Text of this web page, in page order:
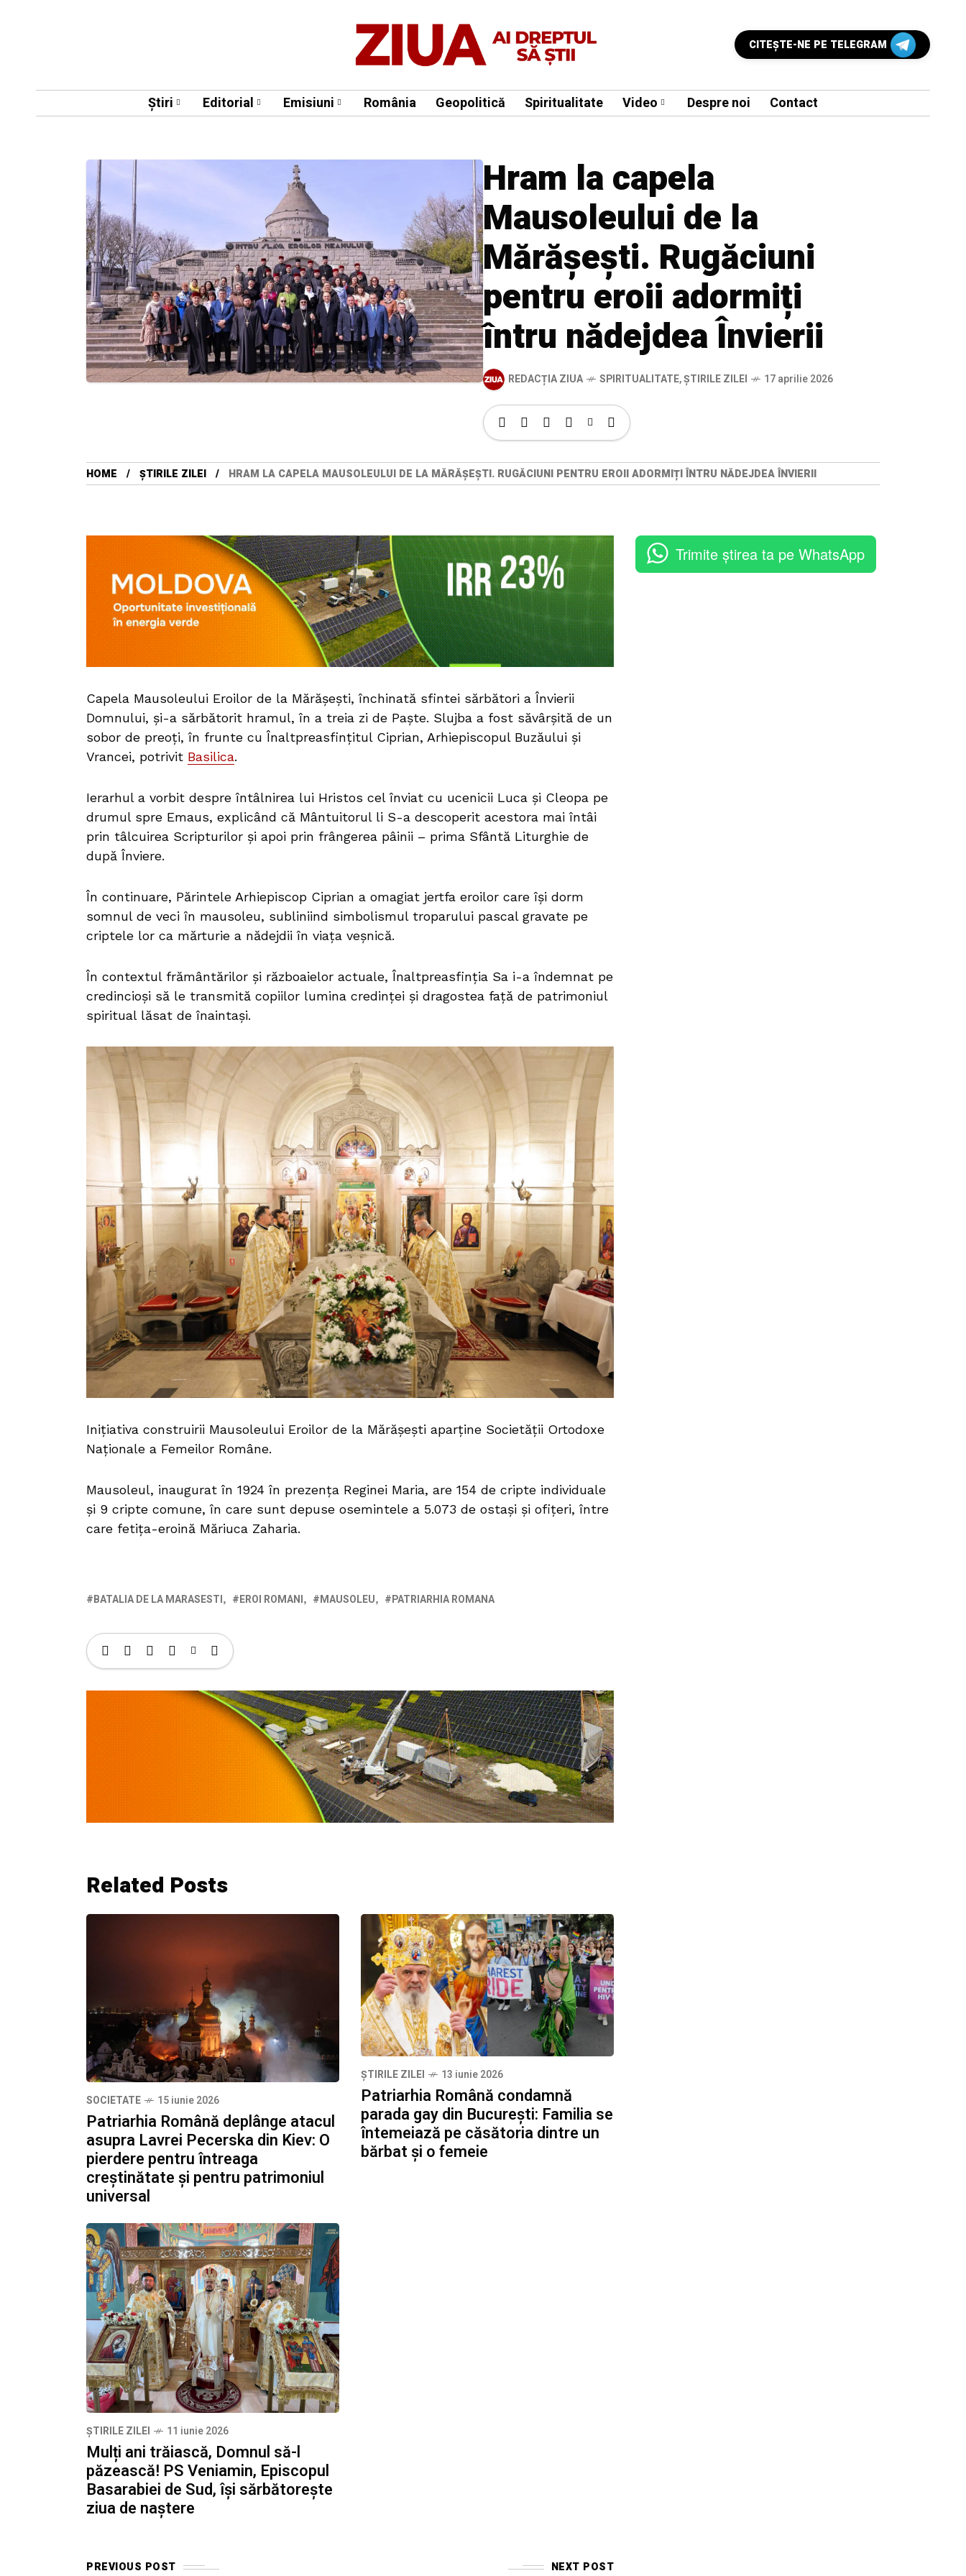
CITEŞTE-NE PE TELEGRAM
Știri Editorial Emisiuni România Geopolitică Spiritualitate Video Despre noi Contact
Hram la capela
Mausoleului de la
Mărășești. Rugăciuni
pentru eroii adormiți
întru nădejdea Învierii
REDACȚIA ZIUA SPIRITUALITATE,ȘTIRILE ZILEI 17 aprilie 2026
HOME ȘTIRILE ZILEI HRAM LA CAPELA MAUSOLEULUI DE LA MĂRĂȘEȘTI. RUGĂCIUNI PENTRU EROII ADORMIȚI ÎNTRU NĂDEJDEA ÎNVIERII
Capela Mausoleului Eroilor de la Mărășești, închinată sfintei sărbători a Învierii
Domnului, și-a sărbătorit hramul, în a treia zi de Paște. Slujba a fost săvârșită de un
sobor de preoți, în frunte cu Înaltpreasfințitul Ciprian, Arhiepiscopul Buzăului și
Vrancei, potrivit Basilica.
Ierarhul a vorbit despre întâlnirea lui Hristos cel înviat cu ucenicii Luca și Cleopa pe
drumul spre Emaus, explicând că Mântuitorul li S-a descoperit acestora mai întâi
prin tâlcuirea Scripturilor și apoi prin frângerea pâinii – prima Sfântă Liturghie de
după Înviere.
În continuare, Părintele Arhiepiscop Ciprian a omagiat jertfa eroilor care își dorm
somnul de veci în mausoleu, subliniind simbolismul troparului pascal gravate pe
criptele lor ca mărturie a nădejdii în viața veșnică.
În contextul frământărilor și războaielor actuale, Înaltpreasfinția Sa i-a îndemnat pe
credincioși să le transmită copiilor lumina credinței și dragostea față de patrimoniul
spiritual lăsat de înaintași.
Inițiativa construirii Mausoleului Eroilor de la Mărășești aparține Societății Ortodoxe
Naționale a Femeilor Române.
Mausoleul, inaugurat în 1924 în prezența Reginei Maria, are 154 de cripte individuale
și 9 cripte comune, în care sunt depuse osemintele a 5.073 de ostași și ofițeri, între
care fetița-eroină Măriuca Zaharia.
BATALIA DE LA MARASESTI EROI ROMANI MAUSOLEU PATRIARHIA ROMANA
Related Posts
SOCIETATE 15 iunie 2026
Patriarhia Română deplânge atacul
asupra Lavrei Pecerska din Kiev: O
pierdere pentru întreaga
creștinătate și pentru patrimoniul
universal
ȘTIRILE ZILEI 13 iunie 2026
Patriarhia Română condamnă
parada gay din București: Familia se
întemeiază pe căsătoria dintre un
bărbat și o femeie
ȘTIRILE ZILEI 11 iunie 2026
Mulți ani trăiască, Domnul să-l
păzească! PS Veniamin, Episcopul
Basarabiei de Sud, își sărbătorește
ziua de naștere
PREVIOUS POST NEXT POST
Trimite știrea ta pe WhatsApp